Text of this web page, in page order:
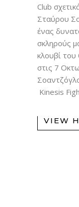
Club
Σταύρου
ένας
σκληρούς
κλουβί του
στις 7
Kinesis
VIEW